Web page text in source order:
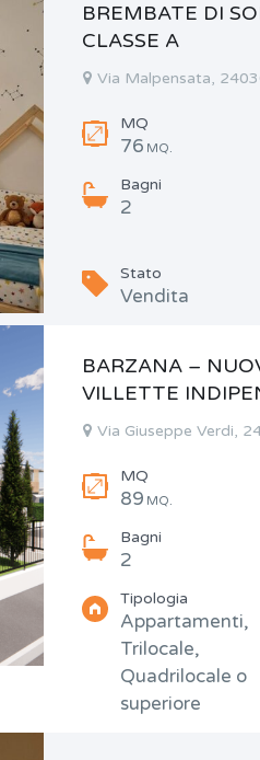
BREMBATE DI
CLASSE A
Via Malpensata,
MQ
76 MQ.
Bagni
2
Stato
Vendita
BARZANA –
VILLETTE
Via Giuseppe Verdi,
MQ
89 MQ.
Bagni
2
Tipologia
Appartamenti,
Trilocale,
Quadrilocale o
superiore